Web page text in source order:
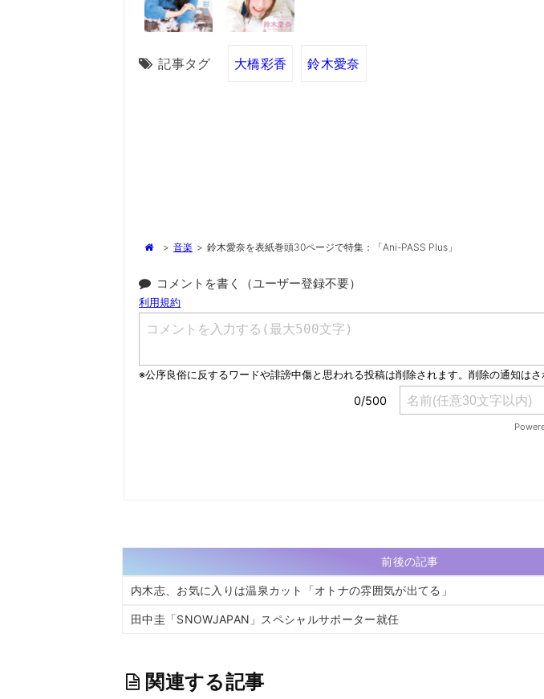
記事タグ 大橋彩香 鈴木愛奈
> 音楽 > 鈴木愛奈を表紙巻頭30ページで特集：「Ani-PASS Plus」
コメントを書く（ユーザー登録不要）
前後の記事
内木志、お気に入りは温泉カット「オトナの雰囲気が出てる」
田中圭「SNOWJAPAN」スペシャルサポーター就任
関連する記事